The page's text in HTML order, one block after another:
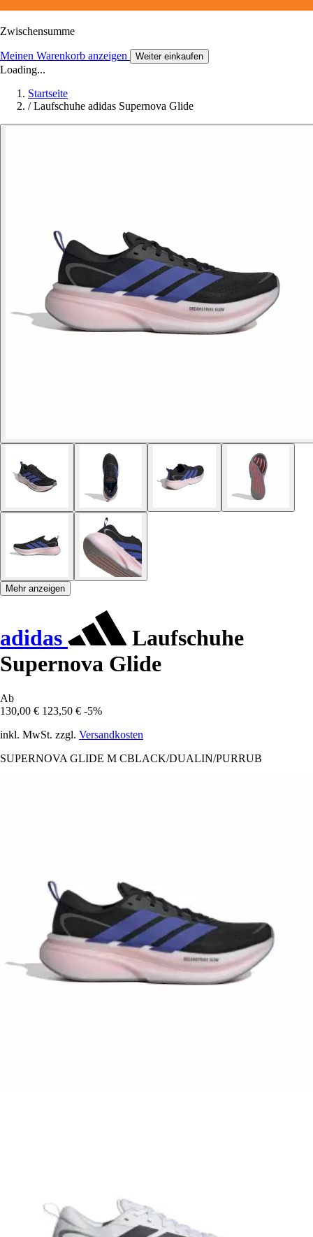
Zwischensumme
Meinen Warenkorb anzeigen Weiter einkaufen
Loading...
Startseite
/ Laufschuhe adidas Supernova Glide
Mehr anzeigen
adidas
Laufschuhe
Supernova Glide
Ab
130,00 € 123,50 € -5%
inkl. MwSt. zzgl. Versandkosten
SUPERNOVA GLIDE M CBLACK/DUALIN/PURRUB